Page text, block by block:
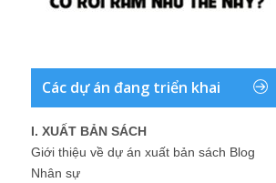
Các dự án đang triển khai
I. XUẤT BẢN SÁCH
Giới thiệu về dự án xuất bản sách Blog
Nhân sự